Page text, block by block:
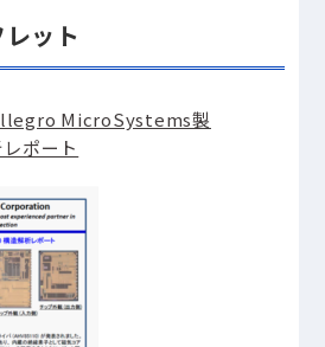
ット
MicroSystems製
ポート